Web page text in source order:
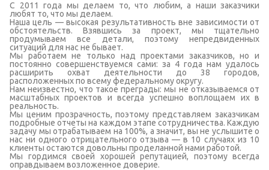
С 2011 года мы делаем то, что любим, а наши заказчики
любят то, что мы делаем.
Наша цель — высокая результативность вне зависимости от
обстоятельств. Взявшись за проект, мы тщательно
продумываем все детали, поэтому непредвиденных
ситуаций для нас не бывает.
Мы работаем не только над проектами заказчиков, но и
постоянно совершенствуемся сами: за 4 года нам удалось
расширить охват деятельности до 38 городов,
расположенных по всему федеральному округу.
Нам неизвестно, что такое преграды: мы не отказываемся от
масштабных проектов и всегда успешно воплощаем их в
реальность.
Мы ценим прозрачность, поэтому представляем заказчикам
подробные отчеты на каждом этапе сотрудничества. Каждую
задачу мы отрабатываем на 100%, а значит, вы не услышите о
нас ни одного отрицательного отзыва — в 10 случаях из 10
клиенты остаются довольны проделанной нами работой.
Мы гордимся своей хорошей репутацией, поэтому всегда
оправдываем возложенное доверие.